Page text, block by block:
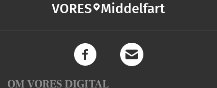
VORES Middelfart
OM VORES DIGITAL